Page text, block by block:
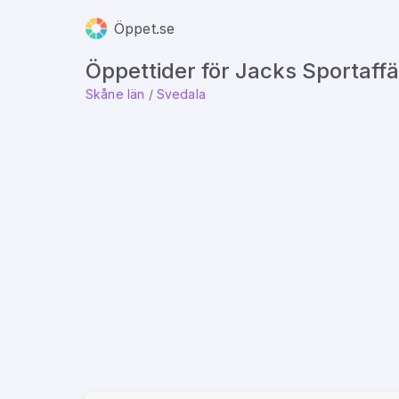
Öppet.se
Öppettider för Jacks
Skåne län / Svedala